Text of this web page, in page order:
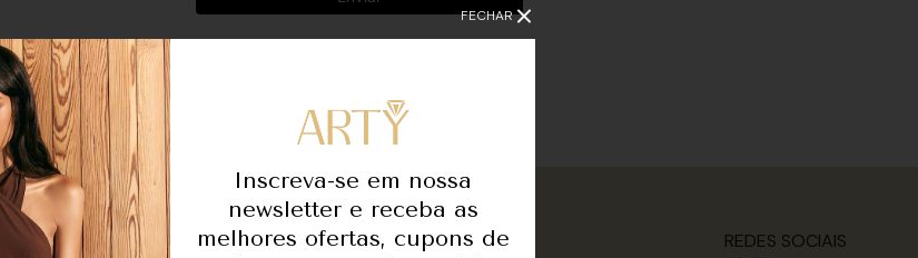
REDES SOCIAIS
FECHAR
Inscreva-se em nossa
newsletter e receba as
melhores ofertas, cupons de